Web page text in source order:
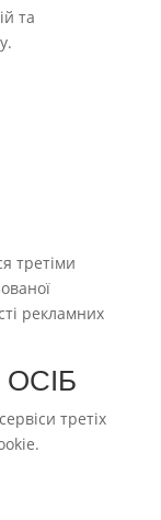
та
третіми
рекламних
ОСІБ
третіх